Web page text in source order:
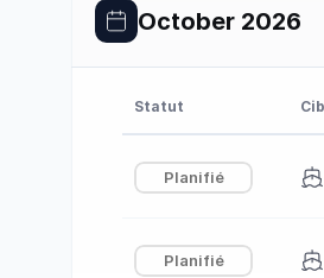
October 2026
Statut
Planifié
Planifié